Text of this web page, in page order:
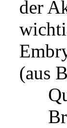
der
(aus